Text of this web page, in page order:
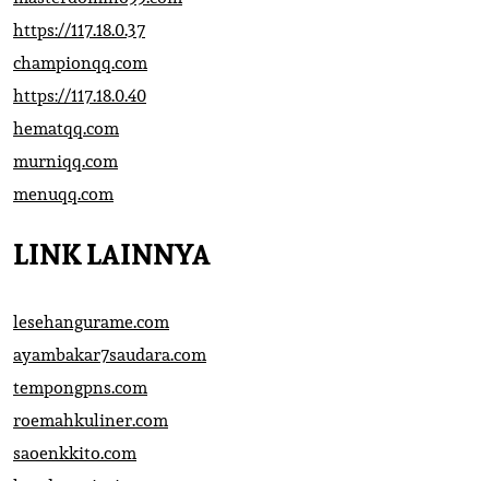
https://117.18.0.37
championqq.com
https://117.18.0.40
hematqq.com
murniqq.com
menuqq.com
LINK LAINNYA
lesehangurame.com
ayambakar7saudara.com
tempongpns.com
roemahkuliner.com
saoenkkito.com